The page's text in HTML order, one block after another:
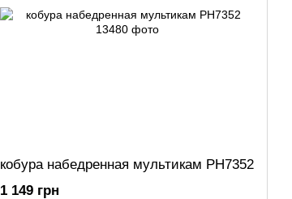
кобура набедренная мультикам РН7352
1 149 грн